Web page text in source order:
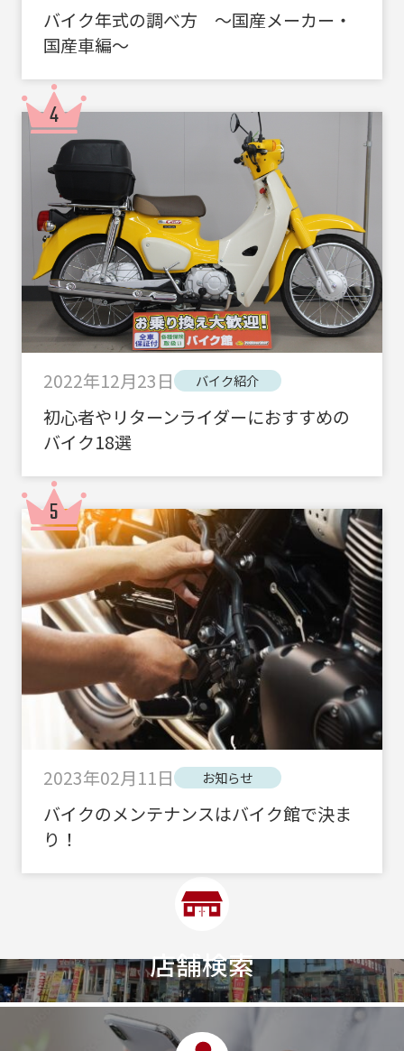
バイク年式の調べ方 ～国産メーカー・
国産車編～
2022年12月23日 バイク紹介
初心者やリターンライダーにおすすめの
バイク18選
2023年02月11日 お知らせ
バイクのメンテナンスはバイク館で決ま
り！
店舗検索